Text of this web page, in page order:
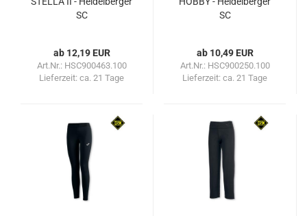
SC
ab 12,19 EUR
Art.Nr.: HSC900463.100
Lieferzeit: ca. 21 Tage
SC
ab 10,49 EUR
Art.Nr.: HSC900250.100
Lieferzeit: ca. 21 Tage